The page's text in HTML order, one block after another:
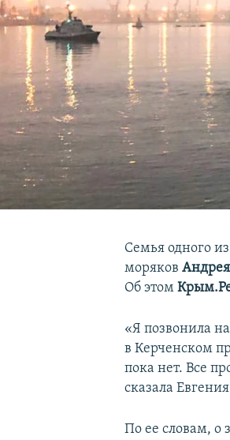
Семья одного
моряков
Об этом
«Я позвонила
в Керченском
пока нет. Все
сказала
По ее словам, о